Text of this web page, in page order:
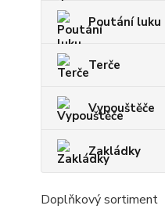
Poutání luku
Terče
Vypouštěče
Zakládky
Doplňkový sortiment